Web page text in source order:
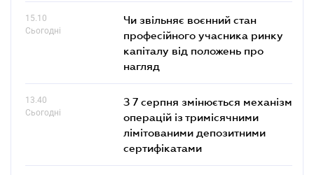
15.10
Сьогодні
Чи звільняє воєнний стан
професійного учасника ринку
капіталу від положень про
нагляд
13.40
Сьогодні
З 7 серпня змінюється механізм
операцій із тримісячними
лімітованими депозитними
сертифікатами